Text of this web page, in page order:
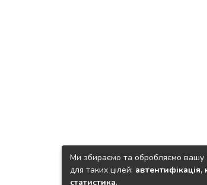
Ми збираємо та обробляємо вашу
для таких цілей:
статистика.